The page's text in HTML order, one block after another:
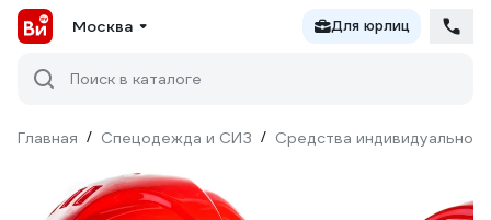
Москва Для юрлиц
Поиск в каталоге
Главная / Спецодежда и СИЗ / Средства индивидуальной